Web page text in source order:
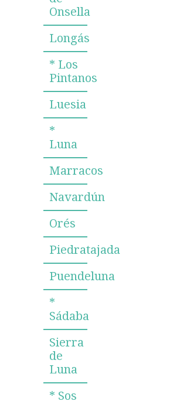
Onsella
Longás
* Los
Pintanos
Luesia
*
Luna
Marracos
Navardún
Orés
Piedratajada
Puendeluna
*
Sádaba
Sierra
de
Luna
* Sos